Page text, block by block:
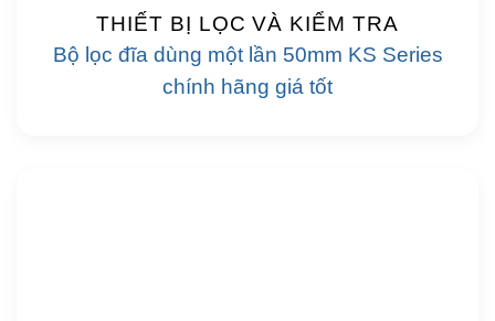
THIẾT BỊ LỌC VÀ KIỂM TRA
Bộ lọc đĩa dùng một lần 50mm KS Series
chính hãng giá tốt